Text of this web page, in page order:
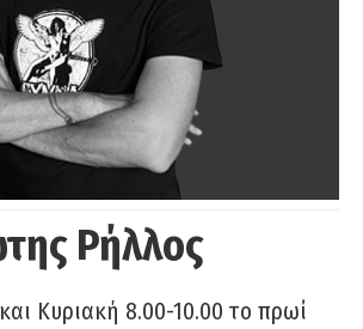
Ρήλλος
Κυριακή 8.00-10.00 το πρωί